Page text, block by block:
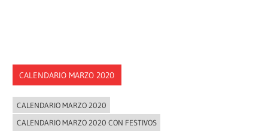
CALENDARIO MARZO 2020
CALENDARIO MARZO 2020
CALENDARIO MARZO 2020 CON FESTIVOS